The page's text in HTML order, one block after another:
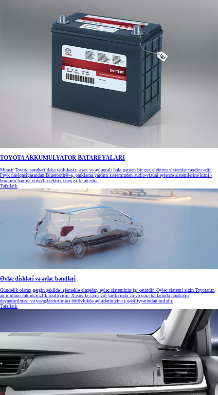
TOYOTA AKKUMULYATOR BATAREYALARI
Müasir Toyota səyahəti daha təhlükəsiz, asan və əyləncəli hala gətirən bir çox elektron sistemlər təqdim edir.
Peyk naviqasiyasından Bluetooth®-a, parklama yardım sistemindən audio-vizual əyləncə sistemlərinə kimi -
bunların hamısı etibarlı elektrik enerjisi tələb edir.
Təfsilatlı
Əyləc di̇skləri̇ və əyləc bəndləri̇
Gündəlik olaraq gərgin şəkildə işləməklə əlaqədar, əyləc sisteminin işi çətindir. Əyləc sistemi sizin Toyotanın
ən mühüm təhlükəsizlik özəlliyidir. Xüsusilə çətin yol şərtlərində və ya qəza hallarında hərəkətin
dayandırılması və yavaşlandırılması bütövlükdə əyləclərinizin iş qabiliyyətindən asılıdır.
Təfsilatlı